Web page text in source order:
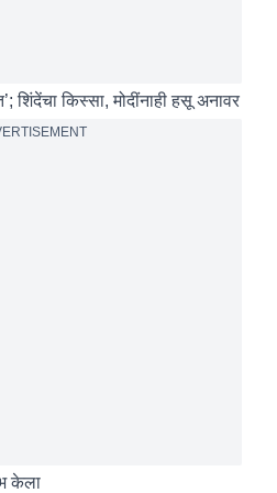
शिंदेंचा किस्सा, मोदींनाही हसू अनावर
केला